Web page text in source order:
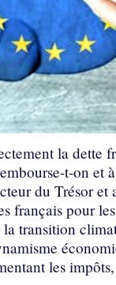
la dette
t-on et
du Trésor
français pour
transition
les